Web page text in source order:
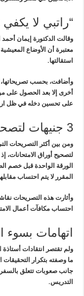
“راتبي لا
وقالت الدكتورة إيمان أحمد
معتبرة أن الأوضاع
استقالتها.
وأضافت، بحسب
أخرى إلا بعد الحصول على
على تحسين دخله في ظل
3 جنيهات لتصحيح ورقة الامتحان
ومن بين أكثر التصريحات
لتصحيح أوراق الامتحانات،
الورقة الواحدة قبل خصم
المقرر لا يتم احتساب
وأثارت هذه التصريحات
احتساب مكافآت أعمال
اتهامات بسوء
ولم تقتصر انتقادات أستاذة
ما وصفته بتكرار التحقيقات
جانب صعوبات تتعلق
التدريس.